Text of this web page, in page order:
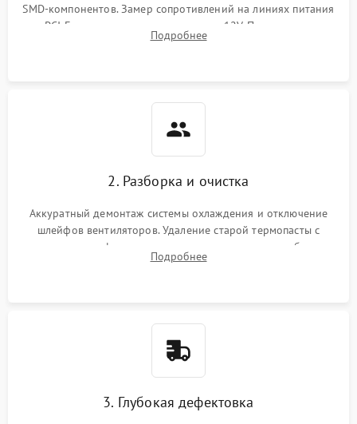
Механические повреждения
SMD-компонентов. Замер сопротивлений на линиях питания
PCI-E и дополнительных разъемах 12V. Проверка на
короткое замыкание основных дросселей питания GPU и
Подробнее
2. Разборка и очистка
Аккуратный демонтаж системы охлаждения и отключение
шлейфов вентиляторов. Удаление старой термопасты с
кристалла графического чипа и термопрокладок с банок
памяти и зоны VRM. Очистка платы от пыли и окислов.
Подробнее
3. Глубокая дефектовка